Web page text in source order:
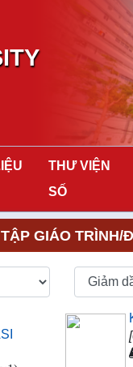
THƯ VIỆN
SỐ
GIÁO TRÌNH/